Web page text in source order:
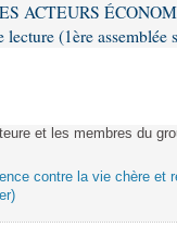
ACTEURS
(1ère assemblée
et les membres du
contre la vie chère et